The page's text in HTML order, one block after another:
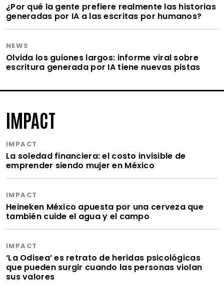
¿Por qué la gente prefiere realmente las historias
generadas por IA a las escritas por humanos?
NEWS
Olvida los guiones largos: informe viral sobre
escritura generada por IA tiene nuevas pistas
IMPACT
IMPACT
La soledad financiera: el costo invisible de
emprender siendo mujer en México
IMPACT
Heineken México apuesta por una cerveza que
también cuide el agua y el campo
IMPACT
‘La Odisea’ es retrato de heridas psicológicas
que pueden surgir cuando las personas violan
sus valores